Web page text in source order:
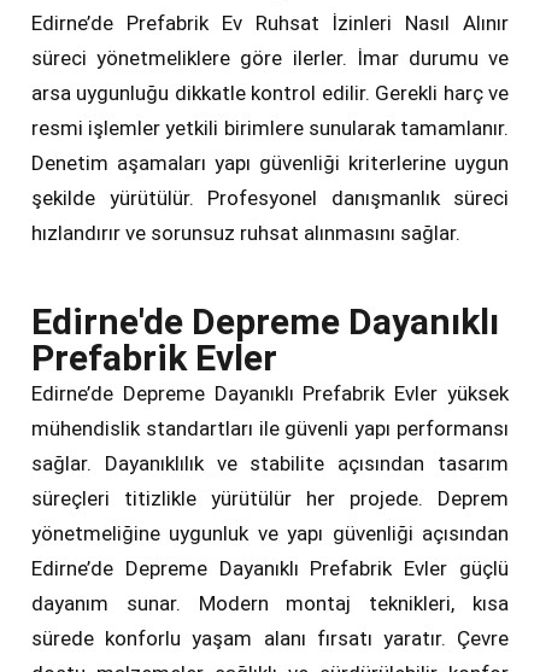
Edirne’de Prefabrik Ev Ruhsat İzinleri Nasıl Alınır
süreci yönetmeliklere göre ilerler. İmar durumu ve
arsa uygunluğu dikkatle kontrol edilir. Gerekli harç ve
resmi işlemler yetkili birimlere sunularak tamamlanır.
Denetim aşamaları yapı güvenliği kriterlerine uygun
şekilde yürütülür. Profesyonel danışmanlık süreci
hızlandırır ve sorunsuz ruhsat alınmasını sağlar.
Edirne'de Depreme Dayanıklı
Prefabrik Evler
Edirne’de Depreme Dayanıklı Prefabrik Evler yüksek
mühendislik standartları ile güvenli yapı performansı
sağlar. Dayanıklılık ve stabilite açısından tasarım
süreçleri titizlikle yürütülür her projede. Deprem
yönetmeliğine uygunluk ve yapı güvenliği açısından
Edirne’de Depreme Dayanıklı Prefabrik Evler güçlü
dayanım sunar. Modern montaj teknikleri, kısa
sürede konforlu yaşam alanı fırsatı yaratır. Çevre